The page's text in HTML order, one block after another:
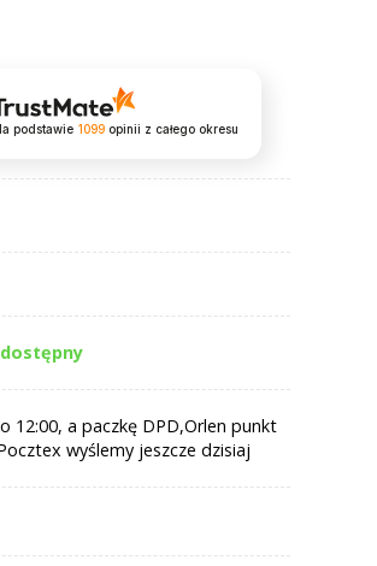
podstawie 1099opinii z całego okresu
12:00, a paczkę DPD,Orlen punkt
wyślemy jeszcze dzisiaj